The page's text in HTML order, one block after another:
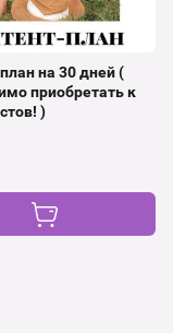
на 30 дней (
приобретать к
)